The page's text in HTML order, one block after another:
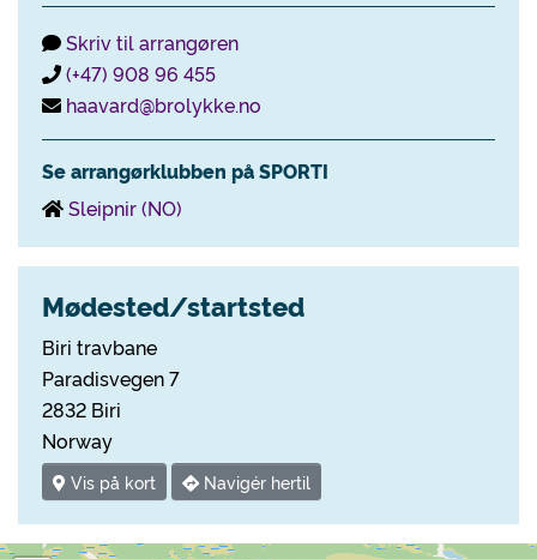
Skriv til arrangøren
(+47) 908 96 455
haavard@brolykke.no
Se arrangørklubben på SPORTI
Sleipnir (NO)
Mødested/startsted
Biri travbane
Paradisvegen 7
2832 Biri
Norway
Vis på kort Navigér hertil